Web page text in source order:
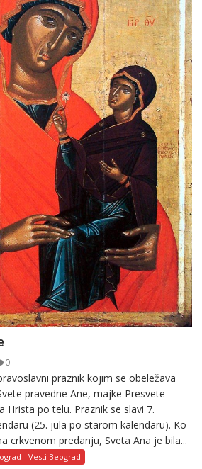
0
praznik kojim se obeležava
pravedne Ane, majke Presvete
Hrista po telu. Praznik se slavi 7.
(25. jula po starom kalendaru). Ko
crkvenom predanju, Sveta Ana je bila...
- Vesti Beograd